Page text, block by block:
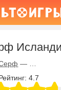
—
4.7